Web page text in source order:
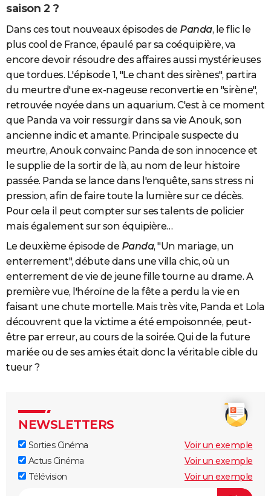
saison 2 ?
Dans ces tout nouveaux épisodes de Panda, le flic le
plus cool de France, épaulé par sa coéquipière, va
encore devoir résoudre des affaires aussi mystérieuses
que tordues. L'épisode 1, "Le chant des sirènes", partira
du meurtre d'une ex-nageuse reconvertie en "sirène",
retrouvée noyée dans un aquarium. C'est à ce moment
que Panda va voir ressurgir dans sa vie Anouk, son
ancienne indic et amante. Principale suspecte du
meurtre, Anouk convainc Panda de son innocence et
le supplie de la sortir de là, au nom de leur histoire
passée. Panda se lance dans l'enquête, sans stress ni
pression, afin de faire toute la lumière sur ce décès.
Pour cela il peut compter sur ses talents de policier
mais également sur son équipière…
Le deuxième épisode de Panda, "Un mariage, un
enterrement", débute dans une villa chic, où un
enterrement de vie de jeune fille tourne au drame. A
première vue, l'héroïne de la fête a perdu la vie en
faisant une chute mortelle. Mais très vite, Panda et Lola
découvrent que la victime a été empoisonnée, peut-
être par erreur, au cours de la soirée. Qui de la future
mariée ou de ses amies était donc la véritable cible du
tueur ?
NEWSLETTERS
Sorties Cinéma
Voir un exemple
Actus Cinéma
Voir un exemple
Télévision
Voir un exemple